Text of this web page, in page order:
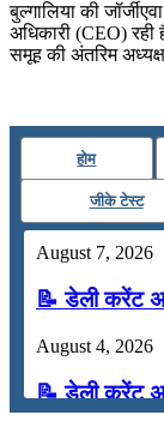
July 19, 2026
बुल्गालिया की
अधिकारी (CEO)
समूह की अंतरिम अध्यक्ष
होम
जीके टेस्ट
August 7, 2026
📝 डेली करेंट
August 4, 2026
📝 डेली करेंट